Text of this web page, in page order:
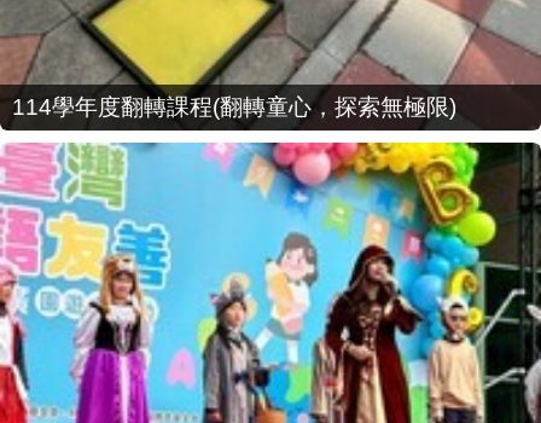
114學年度翻轉課程(翻轉童心，探索無極限)